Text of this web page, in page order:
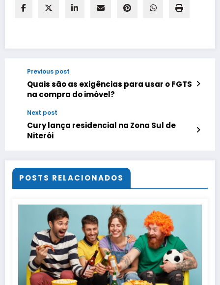
Previous post
Quais são as exigências para usar o FGTS
na compra do imóvel?
Next post
Cury lança residencial na Zona Sul de
Niterói
POSTS RELACIONADOS